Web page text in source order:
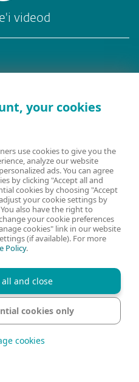
videod
klient?
Juriidiline teave
kaitstud. Lehel on kastatud ESET, spol.
või registreeritud kaubamärke. Kõik muud
your cookies
use cookies to give you the
analyze our website
ads. You can agree
by clicking "Accept all and
cookies by choosing "Accept
your cookie settings by
also have the right to
your cookie preferences
cookies" link in our website
(if available). For more
Policy.
and close
cookies only
cookies